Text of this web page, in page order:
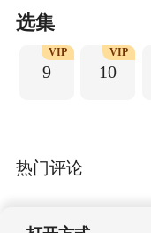
选集
9
VIP
10
VIP
热门评论